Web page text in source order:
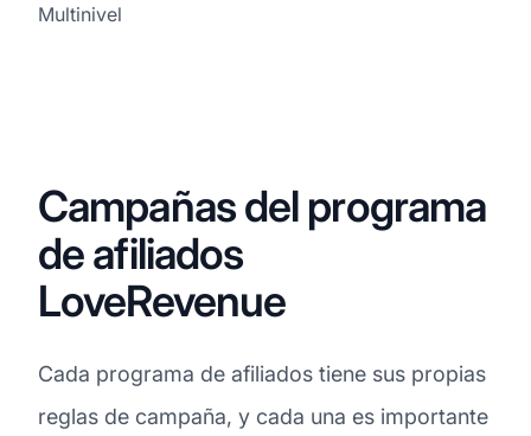
Multinivel
Campañas del programa
de afiliados
LoveRevenue
Cada programa de afiliados tiene sus propias
reglas de campaña, y cada una es importante